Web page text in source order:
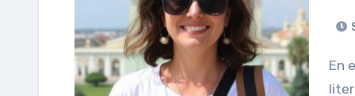
En este artículo te propongo un viaje: no el viaje